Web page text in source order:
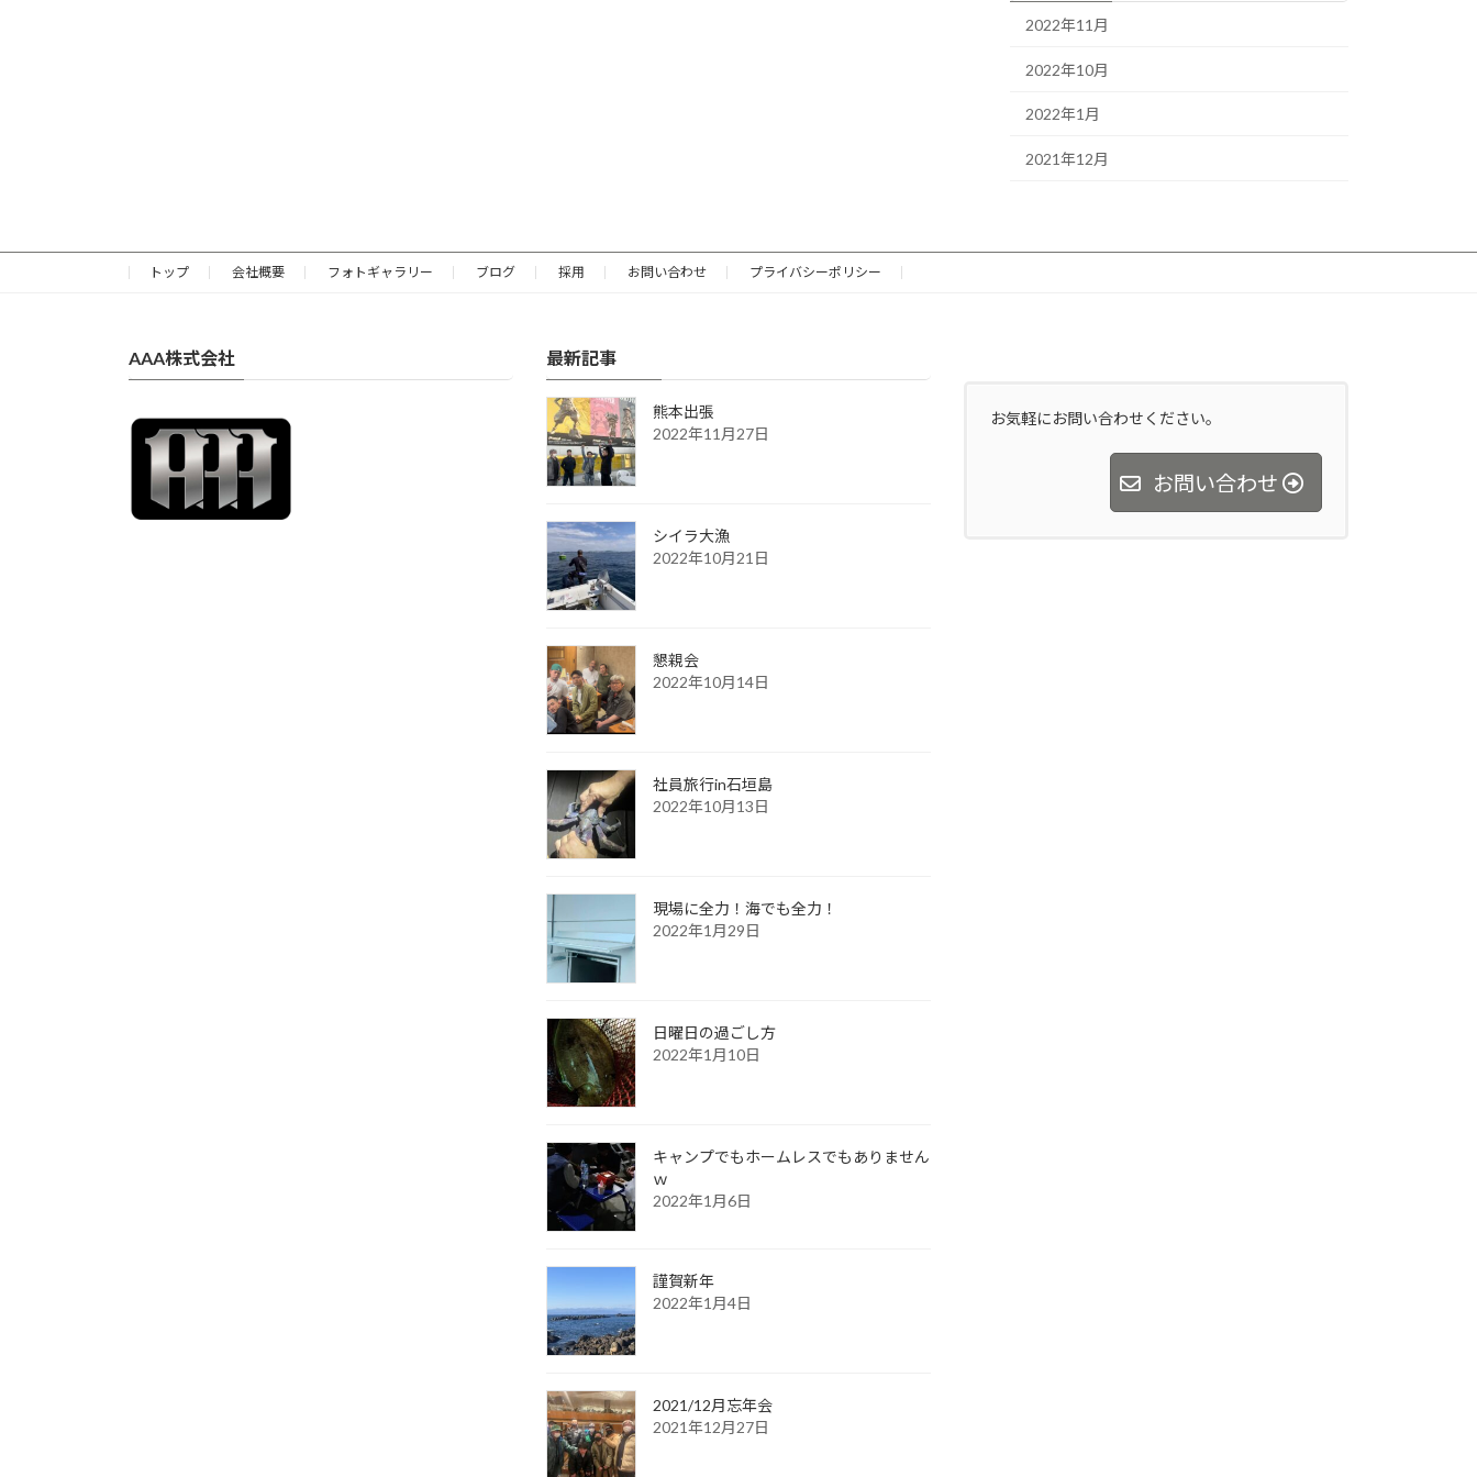
2022年11月
2022年10月
2022年1月
2021年12月
トップ 会社概要 フォトギャラリー ブログ 採用 お問い合わせ プライバシーポリシー
AAA株式会社 最新記事
熊本出張
2022年11月27日
シイラ大漁
2022年10月21日
懇親会
2022年10月14日
社員旅行in石垣島
2022年10月13日
現場に全力！海でも全力！
2022年1月29日
日曜日の過ごし方
2022年1月10日
キャンプでもホームレスでもありません
ｗ
2022年1月6日
謹賀新年
2022年1月4日
2021/12月忘年会
2021年12月27日
お気軽にお問い合わせください。
お問い合わせ